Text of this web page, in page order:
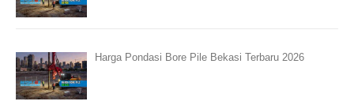
Harga Pondasi Bore Pile Bekasi Terbaru 2026